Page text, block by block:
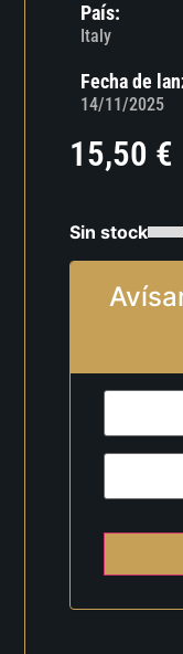
País:
Italy
Fecha de
14/11/2025
15,50 €
Sin stock